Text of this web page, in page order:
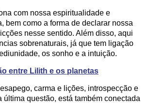
com nossa espiritualidade e
bem como a forma de declarar nossa
nesse sentido. Além disso, aqui
sobrenaturais, já que tem ligação
os sonho e a intuição.
entre Lilith e os planetas
carma e lições, introspecção e
última questão, está também conectada